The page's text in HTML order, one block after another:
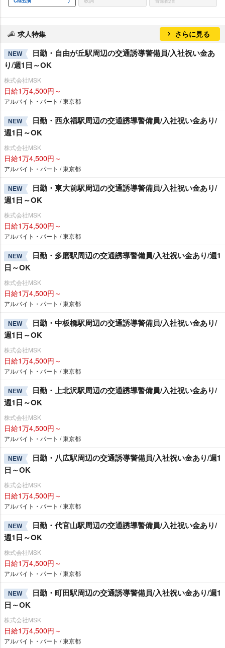
求人特集 さらに見る
NEW
日勤・自由が丘駅周辺の交通誘導警備員/入社祝い金あ
り/週1日～OK
株式会社MSK
日給1万4,500円～
アルバイト・パート / 東京都
NEW
日勤・西永福駅周辺の交通誘導警備員/入社祝い金あり/
週1日～OK
株式会社MSK
日給1万4,500円～
アルバイト・パート / 東京都
NEW
日勤・東大前駅周辺の交通誘導警備員/入社祝い金あり/
週1日～OK
株式会社MSK
日給1万4,500円～
アルバイト・パート / 東京都
NEW
日勤・多磨駅周辺の交通誘導警備員/入社祝い金あり/週1
日～OK
株式会社MSK
日給1万4,500円～
アルバイト・パート / 東京都
NEW
日勤・中板橋駅周辺の交通誘導警備員/入社祝い金あり/
週1日～OK
株式会社MSK
日給1万4,500円～
アルバイト・パート / 東京都
NEW
日勤・上北沢駅周辺の交通誘導警備員/入社祝い金あり/
週1日～OK
株式会社MSK
日給1万4,500円～
アルバイト・パート / 東京都
NEW
日勤・八広駅周辺の交通誘導警備員/入社祝い金あり/週1
日～OK
株式会社MSK
日給1万4,500円～
アルバイト・パート / 東京都
NEW
日勤・代官山駅周辺の交通誘導警備員/入社祝い金あり/
週1日～OK
株式会社MSK
日給1万4,500円～
アルバイト・パート / 東京都
NEW
日勤・町田駅周辺の交通誘導警備員/入社祝い金あり/週1
日～OK
株式会社MSK
日給1万4,500円～
アルバイト・パート / 東京都